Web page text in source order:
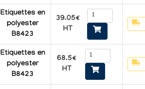
Etiquettes en
polyester
B8423
39.05€
HT
Etiquettes en
polyester
B8423
68.5€
HT